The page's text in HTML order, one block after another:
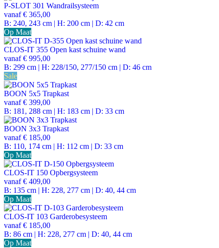
P-SLOT 301 Wandrailsysteem
vanaf € 365,00
B: 240, 243 cm | H: 200 cm | D: 42 cm
Op Maat
CLOS-IT 355 Open kast schuine wand
vanaf € 995,00
B: 299 cm | H: 228/150, 277/150 cm | D: 46 cm
Sale
BOON 5x5 Trapkast
vanaf € 399,00
B: 181, 288 cm | H: 183 cm | D: 33 cm
BOON 3x3 Trapkast
vanaf € 185,00
B: 110, 174 cm | H: 112 cm | D: 33 cm
Op Maat
CLOS-IT 150 Opbergsysteem
vanaf € 409,00
B: 135 cm | H: 228, 277 cm | D: 40, 44 cm
Op Maat
CLOS-IT 103 Garderobesysteem
vanaf € 185,00
B: 86 cm | H: 228, 277 cm | D: 40, 44 cm
Op Maat